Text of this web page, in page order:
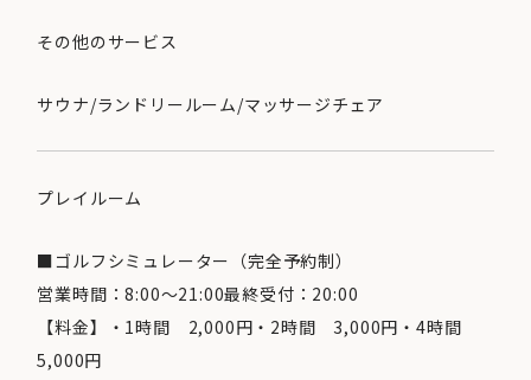
その他のサービス
サウナ/ランドリールーム/マッサージチェア
プレイルーム
■ゴルフシミュレーター（完全予約制）
営業時間：8:00～21:00最終受付：20:00
【料金】・1時間 2,000円・2時間 3,000円・4時間
5,000円